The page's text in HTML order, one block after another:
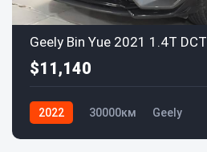
Geely Bin Yue 2021 1.4T DCT
$11,140
2022 30000км Geely